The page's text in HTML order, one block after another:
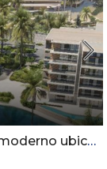
Cana, Punta Cana